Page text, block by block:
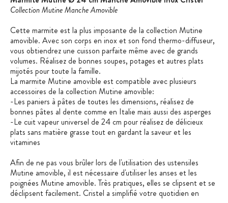
Collection Mutine Manche Amovible
Cette marmite est la plus imposante de la collection Mutine
amovible. Avec son corps en inox et son fond thermo-diffuseur,
vous obtiendrez une cuisson parfaite même avec de grands
volumes. Réalisez de bonnes soupes, potages et autres plats
mijotés pour toute la famille.
La marmite Mutine amovible est compatible avec plusieurs
accessoires de la collection Mutine amovible:
-Les paniers à pâtes de toutes les dimensions, réalisez de
bonnes pâtes al dente comme en Italie mais aussi des asperges
-Le cuit vapeur universel de 24 cm pour réalisez de délicieux
plats sans matière grasse tout en gardant la saveur et les
vitamines
Afin de ne pas vous brûler lors de l'utilisation des ustensiles
Mutine amovible, il est nécessaire d'utiliser les anses et les
poignées Mutine amovible. Très pratiques, elles se clipsent et se
déclipsent facilement. Cristel a simplifié votre quotidien en